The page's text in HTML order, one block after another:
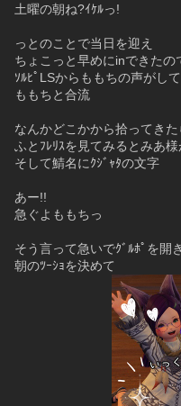
土曜の朝ね?ｲｹﾙっ!
っとのことで当日を迎え
ちょこっと早めにinできたの
ｿﾙﾋﾟLSからももちの声がして
ももちと合流
なんかどこかから拾ってき
ふとﾌﾚﾘｽを見てみるとみあ
そして鯖名にｸｼﾞｬﾀの文字
あー!!
急ぐよももちっ
そう言って急いでｸﾞﾙﾎﾟを開
朝のﾂｰｼｮを決めて